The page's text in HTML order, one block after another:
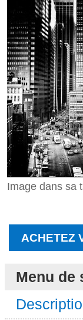
Image dans sa
ACHETEZ
Menu de